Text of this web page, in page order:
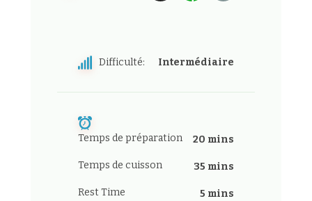
Difficulté: Intermédiaire
Temps de préparation 20 mins
Temps de cuisson 35 mins
Rest Time 5 mins